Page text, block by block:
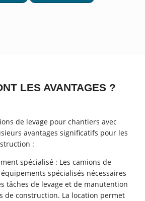
LES AVANTAGES ?
de levage pour chantiers avec
avantages significatifs pour les
:
spécialisé : Les camions de
spécialisés nécessaires
tâches de levage et de manutention
de construction. La location permet